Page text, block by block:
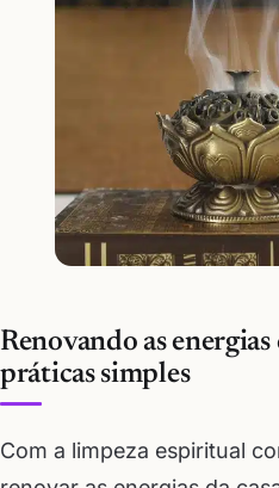
Renovando as
práticas simples
Com a limpeza espiritual